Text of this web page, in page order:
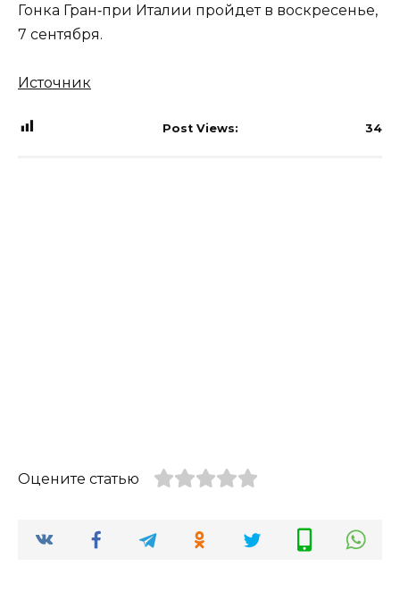
Гонка Гран‑при Италии пройдет в воскресенье,
7 сентября.
Источник
Post Views: 34
Оцените статью